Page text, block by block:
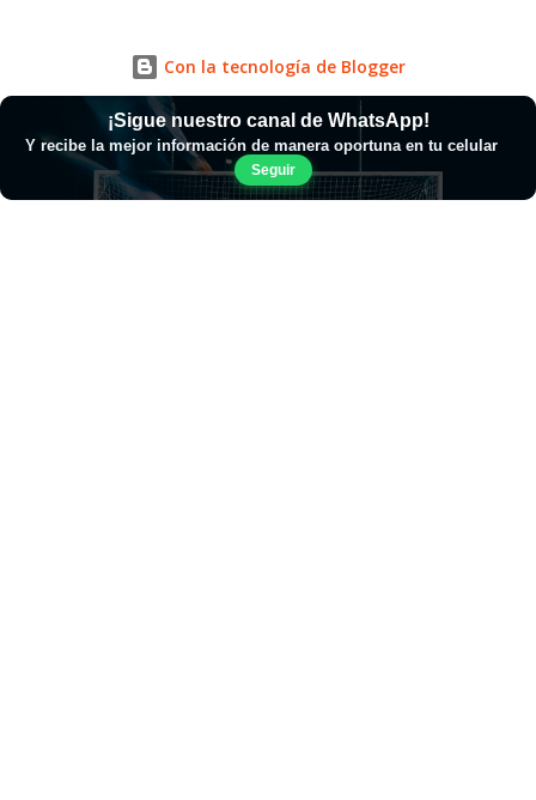
Con la tecnología de Blogger
¡Sigue nuestro canal de WhatsApp!
Y recibe la mejor información de manera oportuna en tu celular
Seguir